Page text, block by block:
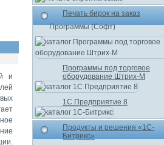
и
Печать бирок на заказ
Программы (Софт)
Программы под торговое
оборудование Штрих-М
1С Предприятие 8
Продукты и решения «1С-
Битрикс»